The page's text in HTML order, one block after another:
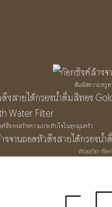
สัมผัสความหรูห
สีทองสร้างความประทับใจในทุกมุมครัว
WoraSri: ก๊อ